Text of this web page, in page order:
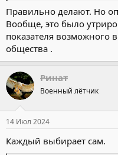
Правильно делают. Но
Вообще, это было
показателя возможного
общества .
Ринат
Военный лётчик
14 Июл 2024
Каждый выбирает сам.